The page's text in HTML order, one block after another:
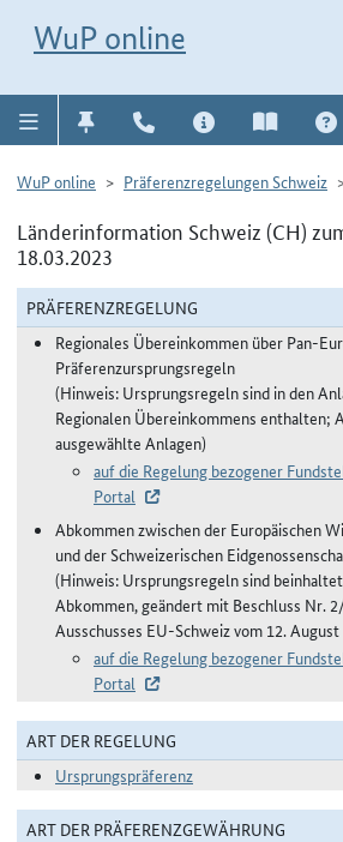
WuP online
WuP online Präferenzregelungen Schweiz
Länderinformation Schweiz (CH)
18.03.2023
PRÄFERENZREGELUNG
Regionales Übereinkommen über Pan-
Präferenzursprungsregeln
(Hinweis: Ursprungsregeln sind in den
Regionalen Übereinkommens enthalten;
ausgewählte Anlagen)
auf die Regelung bezogener
Portal
Abkommen zwischen der Europäischen
und der Schweizerischen
(Hinweis: Ursprungsregeln sind
Abkommen, geändert mit Beschluss Nr.
Ausschusses EU-Schweiz vom 12. August
auf die Regelung bezogener
Portal
ART DER REGELUNG
Ursprungspräferenz
ART DER PRÄFERENZGEWÄHRUNG